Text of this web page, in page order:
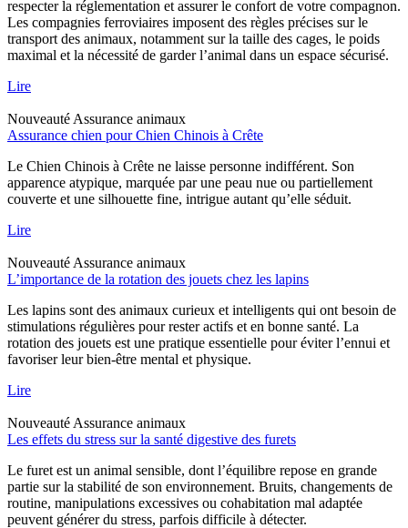
respecter la réglementation et assurer le confort de votre compagnon.
Les compagnies ferroviaires imposent des règles précises sur le
transport des animaux, notamment sur la taille des cages, le poids
maximal et la nécessité de garder l’animal dans un espace sécurisé.
Lire
Nouveauté Assurance animaux
Assurance chien pour Chien Chinois à Crête
Le Chien Chinois à Crête ne laisse personne indifférent. Son
apparence atypique, marquée par une peau nue ou partiellement
couverte et une silhouette fine, intrigue autant qu’elle séduit.
Lire
Nouveauté Assurance animaux
L’importance de la rotation des jouets chez les lapins
Les lapins sont des animaux curieux et intelligents qui ont besoin de
stimulations régulières pour rester actifs et en bonne santé. La
rotation des jouets est une pratique essentielle pour éviter l’ennui et
favoriser leur bien-être mental et physique.
Lire
Nouveauté Assurance animaux
Les effets du stress sur la santé digestive des furets
Le furet est un animal sensible, dont l’équilibre repose en grande
partie sur la stabilité de son environnement. Bruits, changements de
routine, manipulations excessives ou cohabitation mal adaptée
peuvent générer du stress, parfois difficile à détecter.